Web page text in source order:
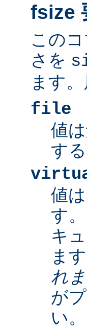
fsize
この
さを
ます
file
値
す
値
す
キ
ま
れ
が
い。